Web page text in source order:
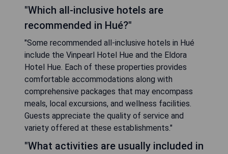
"Which all-inclusive hotels are
recommended in Hué?"
"Some recommended all-inclusive hotels in Hué
include the Vinpearl Hotel Hue and the Eldora
Hotel Hue. Each of these properties provides
comfortable accommodations along with
comprehensive packages that may encompass
meals, local excursions, and wellness facilities.
Guests appreciate the quality of service and
variety offered at these establishments."
"What activities are usually included in